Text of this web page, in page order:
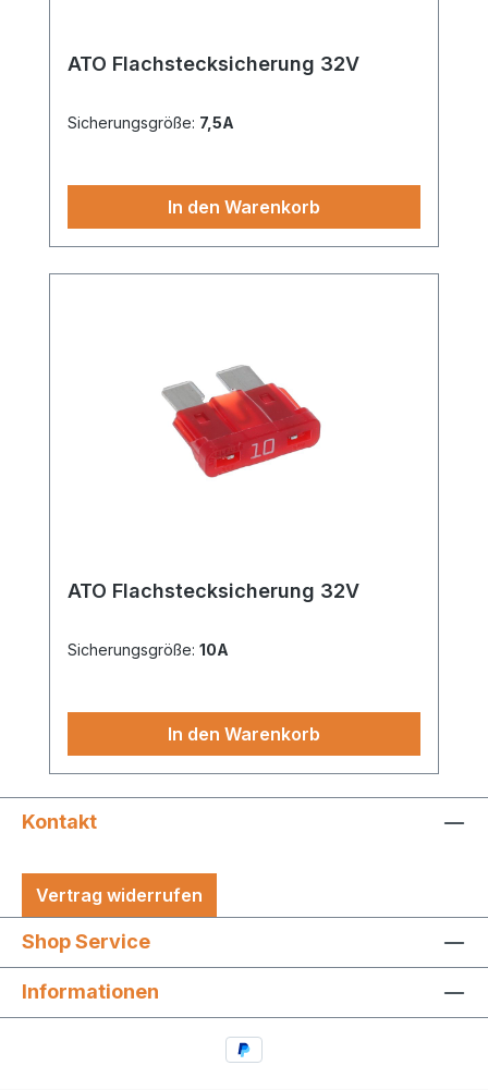
ATO Flachstecksicherung 32V
Sicherungsgröße: 7,5A
In den Warenkorb
ATO Flachstecksicherung 32V
Sicherungsgröße: 10A
In den Warenkorb
Kontakt
Vertrag widerrufen
Shop Service
Informationen